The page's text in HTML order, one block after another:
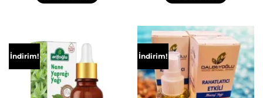
İndirim! İndirim!